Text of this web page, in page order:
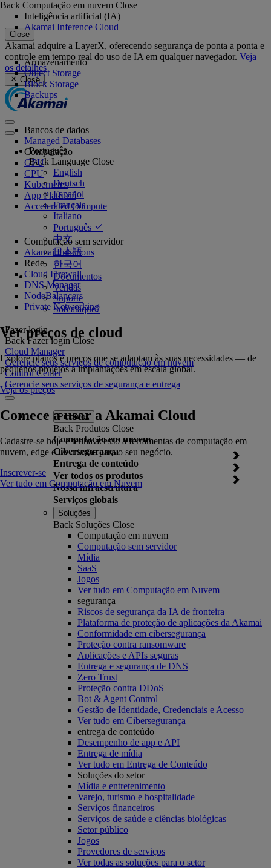
Close
Akamai adquire a LayerX, oferecendo segurança de ponta a ponta e
controle em tempo real do uso de IA em qualquer navegador. Veja
os detalhes
Close
Português
Back Language Close
English
Deutsch
Español
Français
Italiano
Português
中文
日本語
한국어
Documentos
Vendas
Suporte
Sob ataque?
Fazer login
Back Fazer login Close
Cloud Manager
Gerencie seus serviços de computação em nuvem
Control Center
Gerencie seus serviços de segurança e entrega
Produtos
Back Produtos Close
Computação em nuvem
Cibersegurança
Entrega de conteúdo
Ver todos os produtos
Nossa infraestrutura
Serviços globais
Back Computação em nuvem Close
Inteligência artificial (IA)
Akamai Inference Cloud
Armazenamento
Object Storage
Block Storage
Backups
Bancos de dados
Managed Databases
Computação
GPU
CPU
Kubernetes
App Platform
Accelerated Compute
Computação sem servidor
Akamai Functions
Rede
Cloud Firewall
DNS Manager
NodeBalancers
Private Networking
Ver preços de cloud
Explore planos e preços que se adaptam às suas necessidades — de
pequenos projetos a implantações em escala global.
Veja os preços
Comece a usar a Akamai Cloud
Cadastre-se hoje e tenha acesso a ferramentas de computação em
nuvem, edge e IA criadas para o seu negócio.
Inscrever-se
Ver tudo em Computação em Nuvem
Soluções
Back Soluções Close
Computação em nuvem
Computação sem servidor
Mídia
SaaS
Jogos
Ver tudo em Computação em Nuvem
segurança
Riscos de segurança da IA de fronteira
Plataforma de proteção de aplicações da Akamai
Conformidade em cibersegurança
Proteção contra ransomware
Aplicações e APIs seguras
Entrega e segurança de DNS
Zero Trust
Proteção contra DDoS
Bot & Agent Control
Gestão de Identidade, Credenciais e Acesso
Ver tudo em Cibersegurança
entrega de conteúdo
Desempenho de app e API
Entrega de mídia
Ver tudo em Entrega de Conteúdo
Soluções do setor
Mídia e entretenimento
Varejo, turismo e hospitalidade
Serviços financeiros
Serviços de saúde e ciências biológicas
Setor público
Jogos
Provedores de serviços
Ver todas as soluções para o setor